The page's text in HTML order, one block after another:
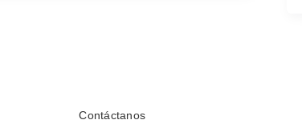
Contáctanos